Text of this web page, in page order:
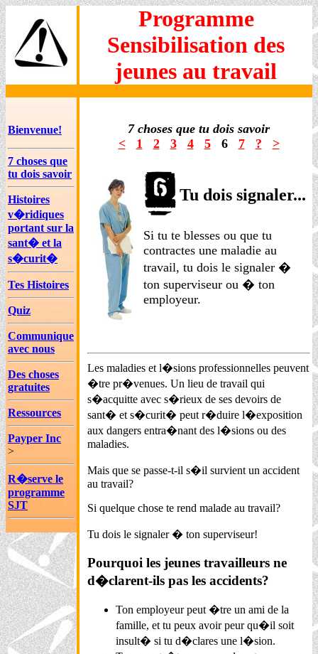
Programme
Sensibilisation des
jeunes au travail
Bienvenue!
7 choses que
tu dois savoir
Histoires
v�ridiques
portant sur la
sant� et la
s�curit�
Tes Histoires
Quiz
Communique
avec nous
Des choses
gratuites
Ressources
Payper Inc
>
R�serve le
programme
SJT
7 choses que tu dois savoir
<
1 2 3 4 56 7 ? >
Tu dois signaler...
Si tu te blesses ou que tu
contractes une maladie au
travail, tu dois le signaler �
ton superviseur ou � ton
employeur.
Les maladies et l�sions professionnelles peuvent
�tre pr�venues. Un lieu de travail qui
s�acquitte avec s�rieux de ses devoirs de
sant� et s�curit� peut r�duire l�exposition
aux dangers entra�nant des l�sions ou des
maladies.
Mais que se passe-t-il s�il survient un accident
au travail?
Si quelque chose te rend malade au travail?
Tu dois le signaler � ton superviseur!
Pourquoi les jeunes travailleurs ne
d�clarent-ils pas les accidents?
Ton employeur peut �tre un ami de la
famille, et tu peux avoir peur qu�il soit
insult� si tu d�clares une l�sion.